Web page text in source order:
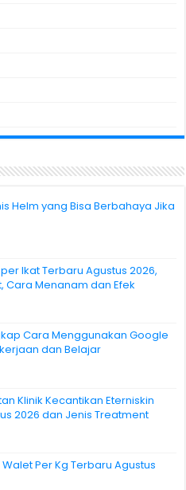
Helm yang Bisa Berbahaya Jika
Ikat Terbaru Agustus 2026,
Cara Menanam dan Efek
Cara Menggunakan Google
dan Belajar
Klinik Kecantikan Eterniskin
2026 dan Jenis Treatment
Per Kg Terbaru Agustus